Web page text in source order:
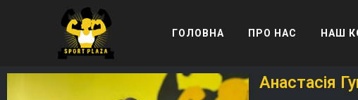
ГОЛОВНА ПРО НАС НАШ
Анастасія